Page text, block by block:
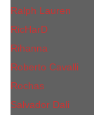
Ralph Lauren
RicHarD
Rihanna
Roberto Cavalli
Rochas
Salvador Dali